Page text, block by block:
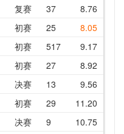
复赛 37 8.76
初赛
25 8.05
初赛 517 9.17
初赛 27 8.92
决赛 13 9.56
初赛 29 11.20
决赛 9 10.75